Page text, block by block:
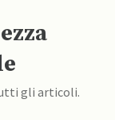
gli articoli.